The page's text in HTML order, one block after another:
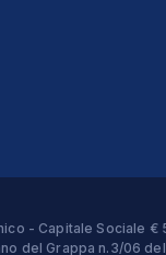
- Capitale Sociale
del Grappa n.3/06